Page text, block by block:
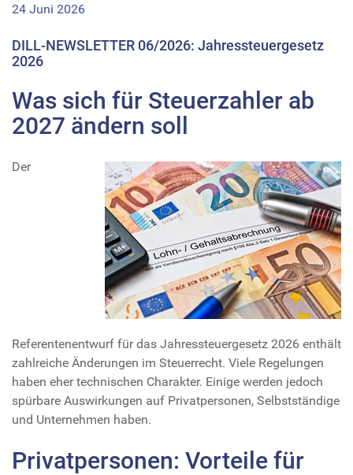
24 Juni 2026
DILL-NEWSLETTER 06/2026: Jahressteuergesetz
2026
Was sich für Steuerzahler ab
2027 ändern soll
Der
Referentenentwurf für das Jahressteuergesetz 2026 enthält
zahlreiche Änderungen im Steuerrecht. Viele Regelungen
haben eher technischen Charakter. Einige werden jedoch
spürbare Auswirkungen auf Privatpersonen, Selbstständige
und Unternehmen haben.
Privatpersonen: Vorteile für